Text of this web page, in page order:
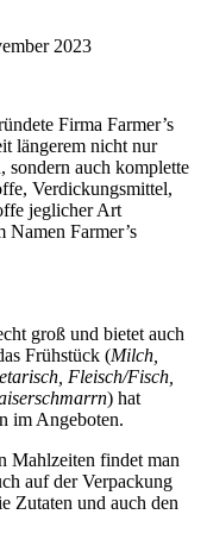
2023
Firma Farmer’s
längerem nicht nur
sondern auch komplette
Verdickungsmittel,
jeglicher Art
Namen Farmer’s
groß und bietet auch
Frühstück (Milch,
Fleisch/Fisch,
) hat
im Angeboten.
Mahlzeiten findet man
auf der Verpackung
Zutaten und auch den